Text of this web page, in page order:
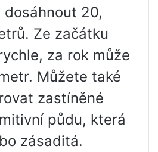
dosáhnout 20,
Ze začátku
za rok může
Můžete také
zastíněné
půdu, která
zásaditá.